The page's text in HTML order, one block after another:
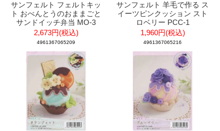
サンフェルト フェルトキッ
ト おべんとうのおままごと
サンドイッチ弁当 MO-3
2,673円(税込)
4961367065209
サンフェルト 羊毛で作る ス
イーツピンクッション スト
ロベリー PCC-1
1,960円(税込)
4961367065216